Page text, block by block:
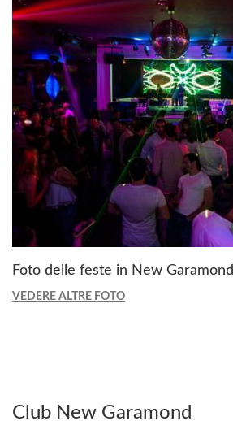
Foto delle feste in New Garamond
VEDERE ALTRE FOTO
Club New Garamond